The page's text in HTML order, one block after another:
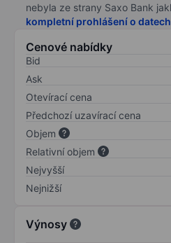
nebyla ze strany Saxo Bank
kompletní prohlášení o datech
Cenové nabídky
Bid
Ask
Otevírací cena
Předchozí uzavírací cena
Objem
Relativní objem
Nejvyšší
Nejnižší
Výnosy